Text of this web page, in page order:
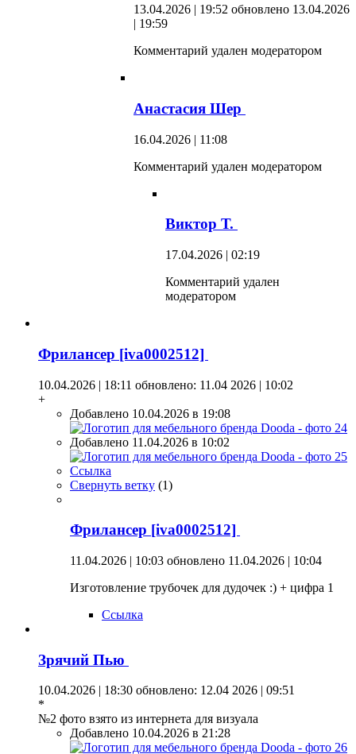
13.04.2026 | 19:52 обновлено 13.04.2026
| 19:59
Комментарий удален модератором
Анастасия Шер
16.04.2026 | 11:08
Комментарий удален модератором
Виктор Т.
17.04.2026 | 02:19
Комментарий удален
модератором
Фрилансер [iva0002512]
10.04.2026 | 18:11 обновлено: 11.04 2026 | 10:02
+
Добавлено 10.04.2026 в 19:08
Добавлено 11.04.2026 в 10:02
Ссылка
Свернуть ветку (1)
Фрилансер [iva0002512]
11.04.2026 | 10:03 обновлено 11.04.2026 | 10:04
Изготовление трубочек для дудочек :) + цифра 1
Ссылка
Зрячий Пью
10.04.2026 | 18:30 обновлено: 12.04 2026 | 09:51
*
№2 фото взято из интернета для визуала
Добавлено 10.04.2026 в 21:28